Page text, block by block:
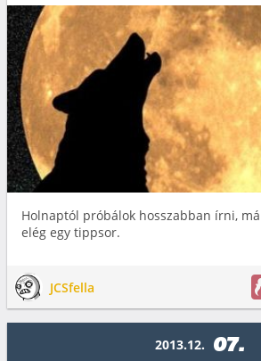
Holnaptól próbálok hosszabban írni,
elég egy tippsor.
JCSfella
2013.12. 07.